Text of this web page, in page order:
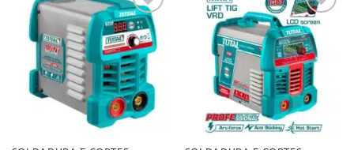
Adicionar
aos meus
desejos
Adicionar
aos meus
desejos